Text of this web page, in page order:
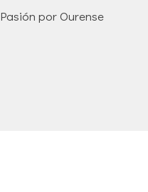
Pasión por Ourense